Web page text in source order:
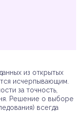
из открытых
исчерпывающим.
за точность,
Решение о выборе
всегда